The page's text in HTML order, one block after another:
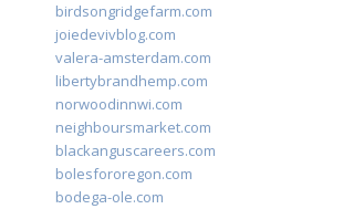
birdsongridgefarm.com
joiedevivblog.com
valera-amsterdam.com
libertybrandhemp.com
norwoodinnwi.com
neighboursmarket.com
blackanguscareers.com
bolesfororegon.com
bodega-ole.com